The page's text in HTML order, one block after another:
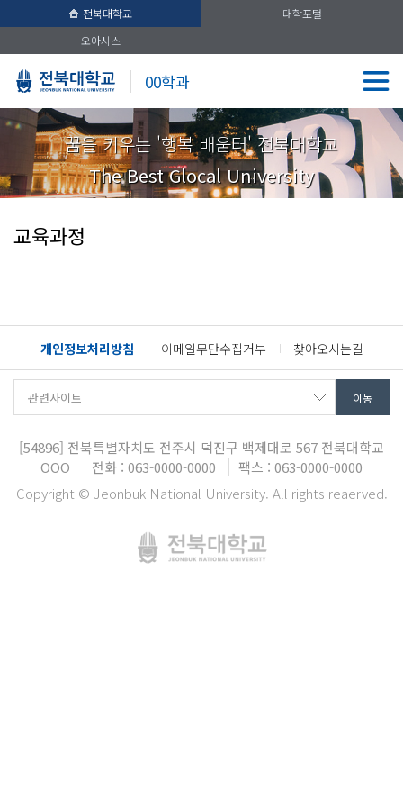
전북대학교
대학포털
오아시스
00학과
꿈을 키우는 '행복 배움터' 전북대학교
The Best Glocal University
교육과정
개인정보처리방침 이메일무단수집거부 찾아오시는길
[54896] 전북특별자치도 전주시 덕진구 백제대로 567 전북대학교
OOO
전화 : 063-0000-0000
팩스 : 063-0000-0000
Copyright © Jeonbuk National University. All rights reaerved.